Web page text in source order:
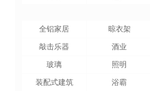
全铝家居 晾衣架
敲击乐器 酒业
玻璃 照明
装配式建筑 浴霸